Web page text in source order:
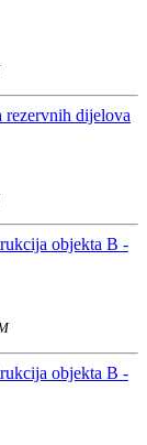
rezervnih dijelova
objekta B -
objekta B -